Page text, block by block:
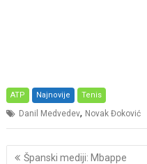
ATP Najnovije Tenis
Danil Medvedev, Novak Đoković
PostŠpanski mediji: Mbappe